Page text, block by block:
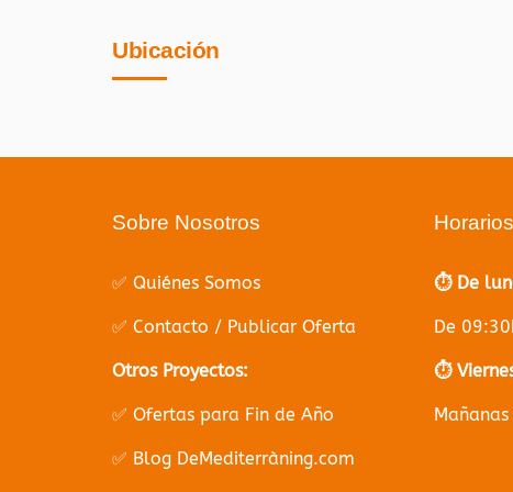
Ubicación
Sobre Nosotros
✅ Quiénes Somos
✅ Contacto / Publicar Oferta
Otros Proyectos:
✅ Ofertas para Fin de Año
✅ Blog DeMediterràning.com
⏱️ De
De
⏱️